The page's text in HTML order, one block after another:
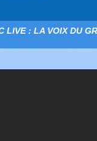
LIVE : LA VOIX DU